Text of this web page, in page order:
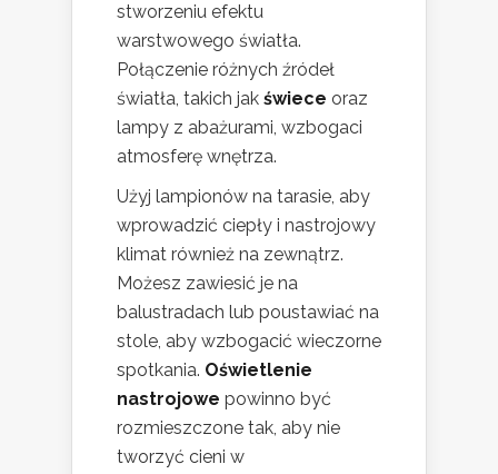
stworzeniu efektu
warstwowego światła.
Połączenie różnych źródeł
światła, takich jak świece oraz
lampy z abażurami, wzbogaci
atmosferę wnętrza.
Użyj lampionów na tarasie, aby
wprowadzić ciepły i nastrojowy
klimat również na zewnątrz.
Możesz zawiesić je na
balustradach lub poustawiać na
stole, aby wzbogacić wieczorne
spotkania. Oświetlenie
nastrojowe powinno być
rozmieszczone tak, aby nie
tworzyć cieni w